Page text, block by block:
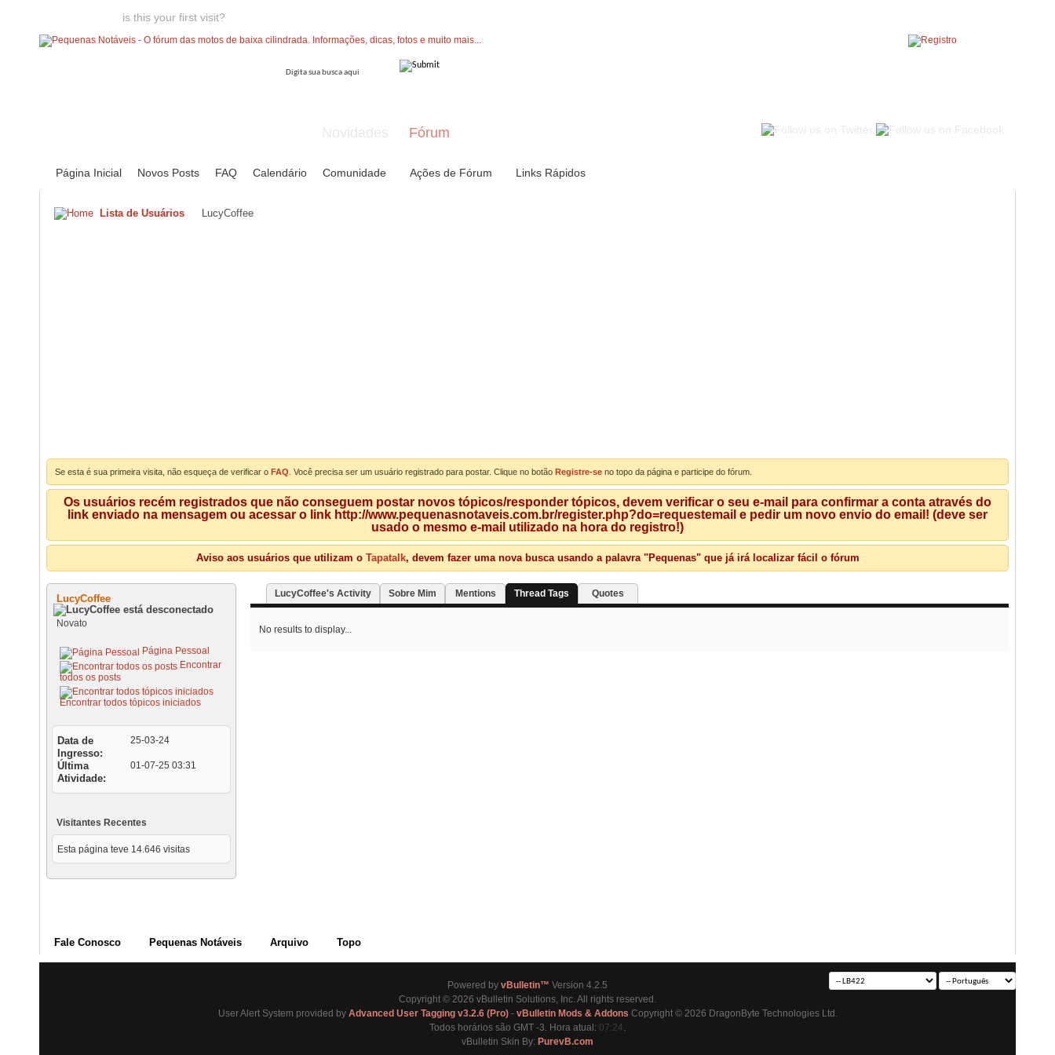
is this your first visit?
Fórum
Página Inicial Novos Posts FAQ Calendário Comunidade Ações de Fórum Links Rápidos
Lista de Usuários LucyCoffee
Se esta é sua primeira visita, não esqueça de verificar o FAQ . Você precisa ser um usuário registrado para postar. Clique no botão Registre-se no topo da página e participe do fórum.
Os usuários recém registrados que não conseguem postar novos tópicos/responder tópicos, devem verificar o seu e-mail para confirmar a conta através do
link enviado na mensagem ou acessar o link http://www.pequenasnotaveis.com.br/register.php?do=requestemail e pedir um novo envio do email! (deve ser
usado o mesmo e-mail utilizado na hora do registro!)
Aviso aos usuários que utilizam o Tapatalk, devem fazer uma nova busca usando a palavra "Pequenas" que já irá localizar fácil o fórum
LucyCoffee
Novato
Página Pessoal
Encontrar
todos os posts
Encontrar todos tópicos iniciados
Data de
Ingresso
25-03-24
Última
Atividade
01-07-25 03:31
Visitantes Recentes
Esta página teve 14.646 visitas
LucyCoffee's Activity Sobre Mim Mentions Thread Tags Quotes
No results to display...
Fale Conosco Pequenas Notáveis Arquivo Topo
Powered by vBulletin™ Version 4.2.5
Copyright © 2026 vBulletin Solutions, Inc. All rights reserved.
User Alert System provided by Advanced User Tagging v3.2.6 (Pro)- vBulletin Mods & Addons Copyright © 2026 DragonByte Technologies Ltd.
Todos horários são GMT -3. Hora atual: 07:24.
vBulletin Skin By: PurevB.com